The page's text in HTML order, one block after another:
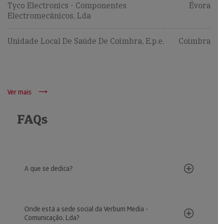
Tyco Electronics - Componentes
Electromecânicos, Lda
Évora
Unidade Local De Saúde De Coimbra, E.p.e. Coimbra
Ver mais
FAQs
A que se dedica?
Onde está a sede social da Verbum Media -
Comunicação, Lda?